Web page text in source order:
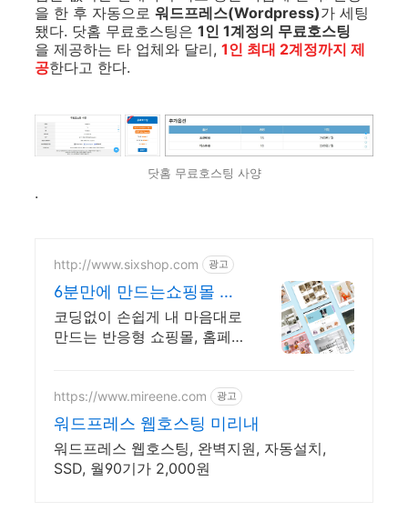
을 한 후 자동으로 워드프레스(Wordpress)가 세팅
됐다. 닷홈 무료호스팅은 1인 1계정의 무료호스팅
을 제공하는 타 업체와 달리, 1인 최대 2계정까지 제
공한다고 한다.
닷홈 무료호스팅 사양
.
http://www.sixshop.com 광고
6분만에 만드는쇼핑몰 식
스샵
코딩없이 손쉽게 내 마음대로
만드는 반응형 쇼핑몰, 홈페
https://www.mireene.com 광고
워드프레스 웹호스팅 미리내
워드프레스 웹호스팅, 완벽지원, 자동설치,
SSD, 월90기가 2,000원